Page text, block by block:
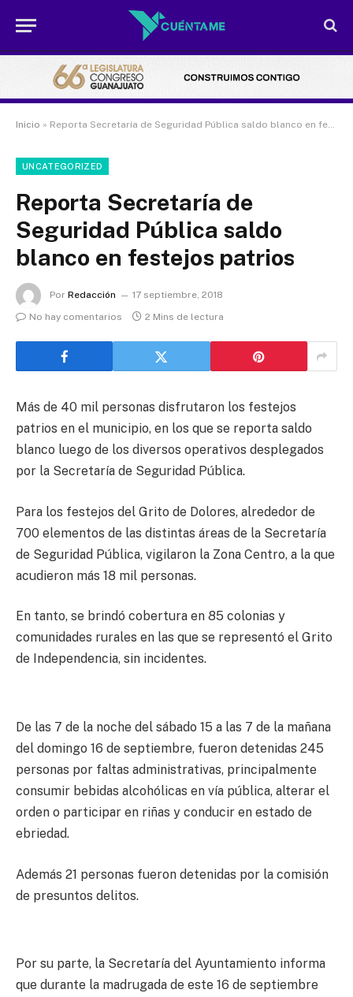
Inicio » Reporta Secretaría de Seguridad Pública saldo blanco en festejos patrios
UNCATEGORIZED
Reporta Secretaría de
Seguridad Pública saldo
blanco en festejos patrios
Por Redacción
17 septiembre, 2018
No hay comentarios
2 Mins de lectura
Más de 40 mil personas disfrutaron los festejos
patrios en el municipio, en los que se reporta saldo
blanco luego de los diversos operativos desplegados
por la Secretaría de Seguridad Pública.
Para los festejos del Grito de Dolores, alrededor de
700 elementos de las distintas áreas de la Secretaría
de Seguridad Pública, vigilaron la Zona Centro, a la que
acudieron más 18 mil personas.
En tanto, se brindó cobertura en 85 colonias y
comunidades rurales en las que se representó el Grito
de Independencia, sin incidentes.
De las 7 de la noche del sábado 15 a las 7 de la mañana
del domingo 16 de septiembre, fueron detenidas 245
personas por faltas administrativas, principalmente
consumir bebidas alcohólicas en vía pública, alterar el
orden o participar en riñas y conducir en estado de
ebriedad.
Además 21 personas fueron detenidas por la comisión
de presuntos delitos.
Por su parte, la Secretaría del Ayuntamiento informa
que durante la madrugada de este 16 de septiembre